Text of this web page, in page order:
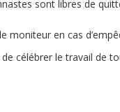
sont libres de
moniteur en cas
célébrer le travail de